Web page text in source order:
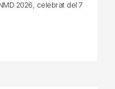
2026, celebrat del 7